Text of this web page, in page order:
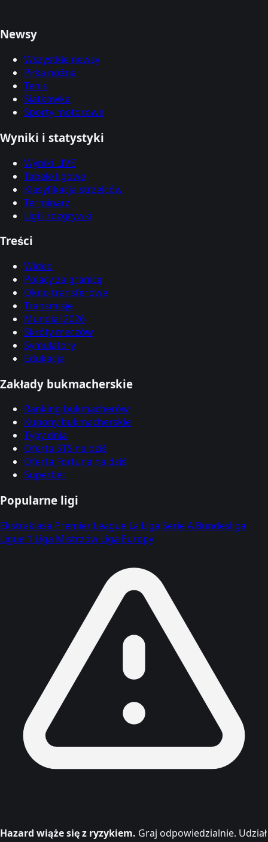
Newsy
Wszystkie newsy
Piłka nożna
Tenis
Siatkówka
Sporty motorowe
Wyniki i statystyki
Wyniki LIVE
Tabele ligowe
Klasyfikacja strzelców
Terminarz
Ligi i rozgrywki
Treści
Wideo
Polacy za granicą
Okno transferowe
Transmisje
Mundial 2026
Skróty meczów
Symulatory
Edukacja
Zakłady bukmacherskie
Ranking bukmacherów
Kupony bukmacherskie
Typy dnia
Oferta STS na dziś
Oferta Fortuna na dziś
Superbet
Popularne ligi
Ekstraklasa Premier League La Liga Serie A Bundesliga
Ligue 1 Liga Mistrzów Liga Europy
Hazard wiąże się z ryzykiem. Graj odpowiedzialnie. Udział